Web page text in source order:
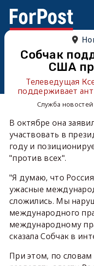
Собчак
США
Телеведущая
поддерживает
Служба
В октябре она
участвовать в
году и
"против всех".
"Я думаю, что
ужасные
сложились. Мы
международного
международному
сказала Собчак в
При этом, по